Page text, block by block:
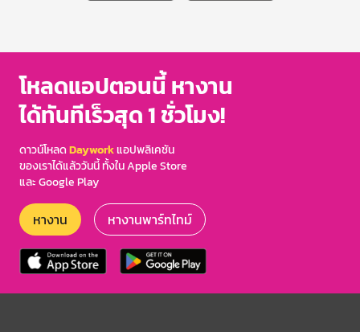
โหลดแอปตอนนี้ หางาน
ได้ทันทีเร็วสุด 1 ชั่วโมง!
ดาวน์โหลดDayworkแอปพลิเคชัน
ของเราได้แล้ววันนี้ ทั้งใน Apple Store
และ Google Play
หางาน หางานพาร์ทไทม์